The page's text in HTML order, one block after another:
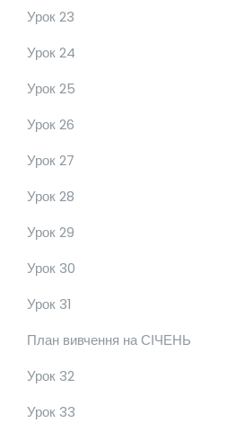
Урок 23
Урок 24
Урок 25
Урок 26
Урок 27
Урок 28
Урок 29
Урок 30
Урок 31
План вивчення на СІЧЕНЬ
Урок 32
Урок 33